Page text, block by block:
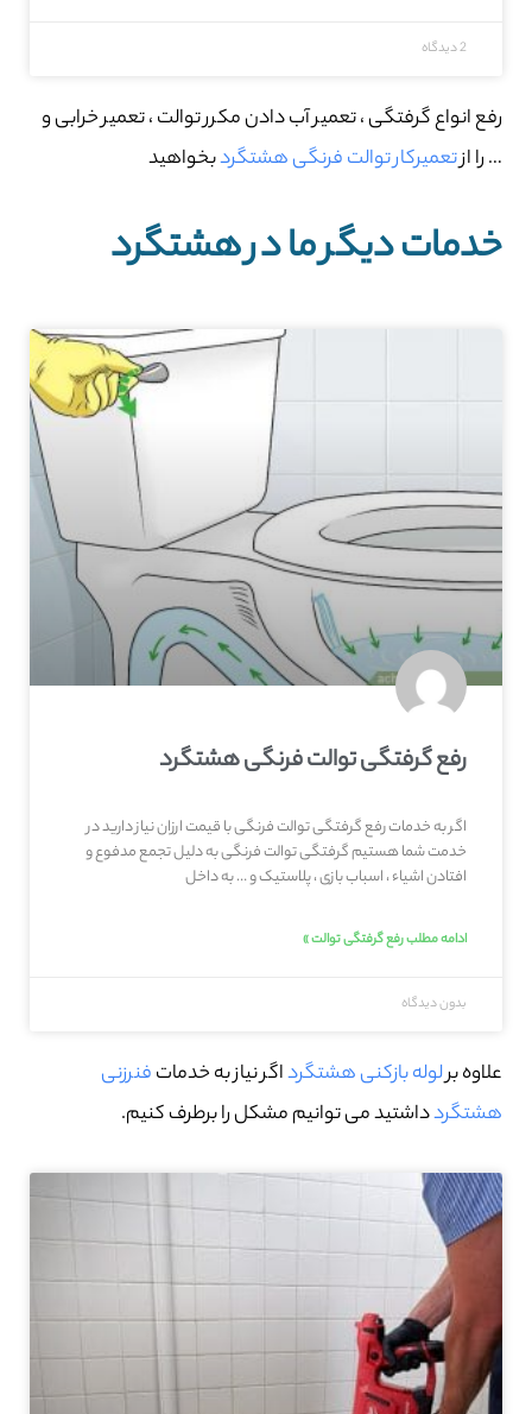
2 دیدگاه
رفع انواع گرفتگی ، تعمیر آب دادن مکرر توالت ، تعمیر خرابی و
… را ازتعمیرکار توالت فرنگی هشتگردبخواهید
خدمات دیگر ما در هشتگرد
رفع گرفتگی توالت فرنگی هشتگرد
اگر به خدمات رفع گرفتگی توالت فرنگی با قیمت ارزان نیاز دارید در
خدمت شما هستیم گرفتگی توالت فرنگی به دلیل تجمع مدفوع و
افتادن اشیاء ، اسباب بازی ، پلاستیک و … به داخل
ادامه مطلب رفع گرفتگی توالت »
بدون دیدگاه
علاوه برلوله بازکنی هشتگرداگر نیاز به خدماتفنرزنی
هشتگردداشتید می توانیم مشکل را برطرف کنیم.